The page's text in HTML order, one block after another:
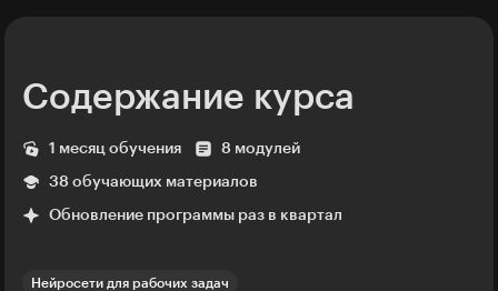
Содержание курса
1 месяц обучения 8 модулей
38 обучающих материалов
Обновление программы раз в квартал
Нейросети для рабочих задач